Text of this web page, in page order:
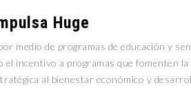
Huge
medio de programas de educación y
incentivo a programas que fomenten la
al bienestar económico y